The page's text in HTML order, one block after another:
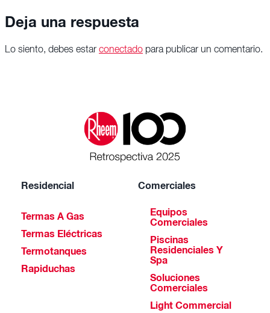
Deja una respuesta
Lo siento, debes estar conectado para publicar un comentario.
Residencial
Termas A Gas
Termas Eléctricas
Termotanques
Rapiduchas
Comerciales
Equipos
Comerciales
Piscinas
Residenciales Y
Spa
Soluciones
Comerciales
Light Commercial